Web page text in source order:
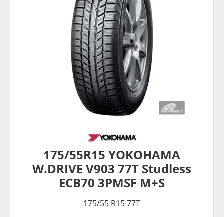
175/55R15 YOKOHAMA
W.DRIVE V903 77T Studless
ECB70 3PMSF M+S
175/55 R15 77T